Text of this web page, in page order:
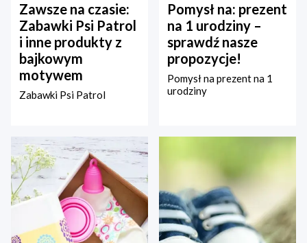
Zawsze na czasie:
Zabawki Psi Patrol
i inne produkty z
bajkowym
motywem
Zabawki Psi Patrol
Pomysł na: prezent
na 1 urodziny –
sprawdź nasze
propozycje!
Pomysł na prezent na 1
urodziny